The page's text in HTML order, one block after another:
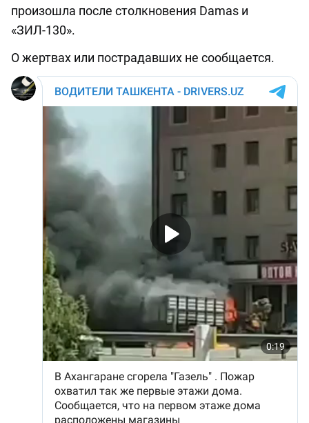
произошла после столкновения Damas и
«ЗИЛ-130».
О жертвах или пострадавших не сообщается.